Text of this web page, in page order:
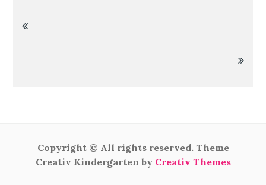
Navigation
Copyright © All rights reserved. Theme
Creativ Kindergarten by Creativ Themes